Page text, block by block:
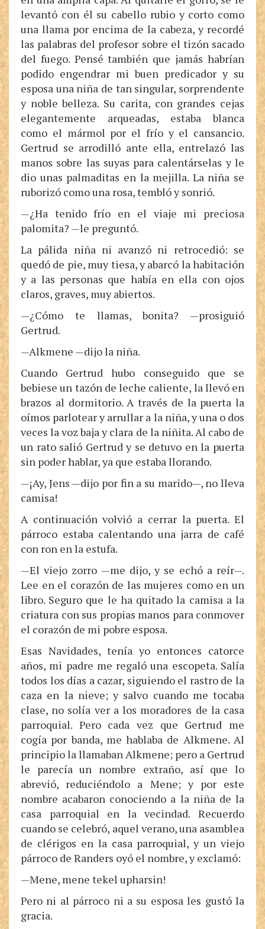
levantó con él su cabello rubio y corto como
una llama por encima de la cabeza, y recordé
las palabras del profesor sobre el tizón sacado
del fuego. Pensé también que jamás habrían
podido engendrar mi buen predicador y su
esposa una niña de tan singular, sorprendente
y noble belleza. Su carita, con grandes cejas
elegantemente arqueadas, estaba blanca
como el mármol por el frío y el cansancio.
Gertrud se arrodilló ante ella, entrelazó las
manos sobre las suyas para calentárselas y le
dio unas palmaditas en la mejilla. La niña se
ruborizó como una rosa, tembló y sonrió.
—¿Ha tenido frío en el viaje mi preciosa
palomita? —le preguntó.
La pálida niña ni avanzó ni retrocedió: se
quedó de pie, muy tiesa, y abarcó la habitación
y a las personas que había en ella con ojos
claros, graves, muy abiertos.
—¿Cómo te llamas, bonita? —prosiguió
Gertrud.
—Alkmene —dijo la niña.
Cuando Gertrud hubo conseguido que se
bebiese un tazón de leche caliente, la llevó en
brazos al dormitorio. A través de la puerta la
oímos parlotear y arrullar a la niña, y una o dos
veces la voz baja y clara de la niñita. Al cabo de
un rato salió Gertrud y se detuvo en la puerta
sin poder hablar, ya que estaba llorando.
—¡Ay, Jens —dijo por fin a su marido—, no lleva
camisa!
A continuación volvió a cerrar la puerta. El
párroco estaba calentando una jarra de café
con ron en la estufa.
—El viejo zorro —me dijo, y se echó a reír—.
Lee en el corazón de las mujeres como en un
libro. Seguro que le ha quitado la camisa a la
criatura con sus propias manos para conmover
el corazón de mi pobre esposa.
Esas Navidades, tenía yo entonces catorce
años, mi padre me regaló una escopeta. Salía
todos los días a cazar, siguiendo el rastro de la
caza en la nieve; y salvo cuando me tocaba
clase, no solía ver a los moradores de la casa
parroquial. Pero cada vez que Gertrud me
cogía por banda, me hablaba de Alkmene. Al
principio la llamaban Alkmene; pero a Gertrud
le parecía un nombre extraño, así que lo
abrevió, reduciéndolo a Mene; y por este
nombre acabaron conociendo a la niña de la
casa parroquial en la vecindad. Recuerdo
cuando se celebró, aquel verano, una asamblea
de clérigos en la casa parroquial, y un viejo
párroco de Randers oyó el nombre, y exclamó:
—Mene, mene tekel upharsin!
Pero ni al párroco ni a su esposa les gustó la
gracia.